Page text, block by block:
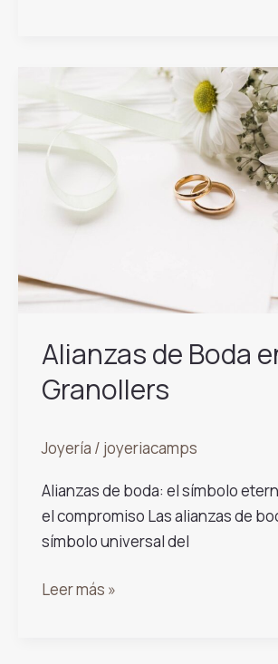
tengo
llevar
anillo
compromiso?
Alianzas de Boda
Granollers
Joyería / joyeriacamps
Alianzas de boda: el símbolo
el compromiso Las alianzas de
símbolo universal del
Alianzas
Leer más »